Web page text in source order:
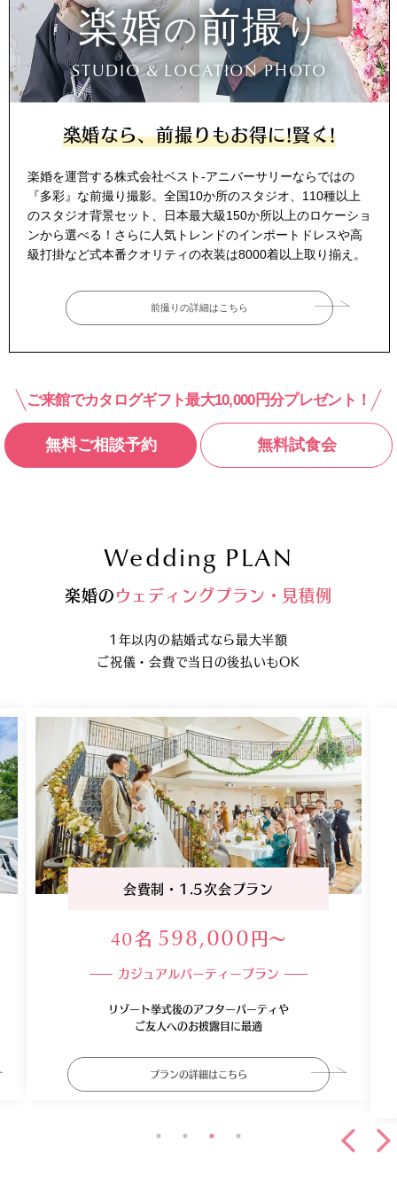
楽婚の前撮り
STUDIO & LOCATION PHOTO
楽婚なら、前撮りもお得に!賢く!
楽婚を運営する株式会社ベスト-アニバーサリーならではの
『多彩』な前撮り撮影。全国10か所のスタジオ、110種以上
のスタジオ背景セット、日本最大級150か所以上のロケーショ
ンから選べる！さらに人気トレンドのインポートドレスや高
級打掛など式本番クオリティの衣装は8000着以上取り揃え。
前撮りの詳細はこちら
ご来館でカタログギフト最大10,000円分プレゼント！
無料ご相談予約 無料試食会
Wedding PLAN
楽婚のウェディングプラン・見積例
1年以内の結婚式なら最大半額
ご祝儀・会費で当日の後払いもOK
会費制・1.5次会プラン
598,000円〜
カジュアルパーティープラン
リゾート挙式後のアフターパーティや
ご友人へのお披露目に最適
プランの詳細はこちら